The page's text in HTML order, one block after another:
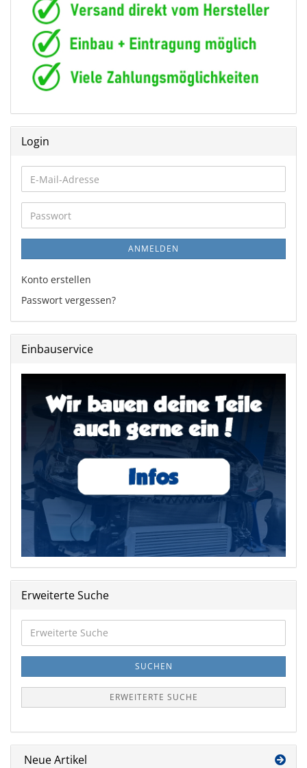
Login
E-
Mail-
Adresse
Passwort
ANMELDEN
Konto erstellen
Passwort vergessen?
Einbauservice
Erweiterte Suche
Suche
SUCHEN
ERWEITERTE SUCHE
Neue Artikel